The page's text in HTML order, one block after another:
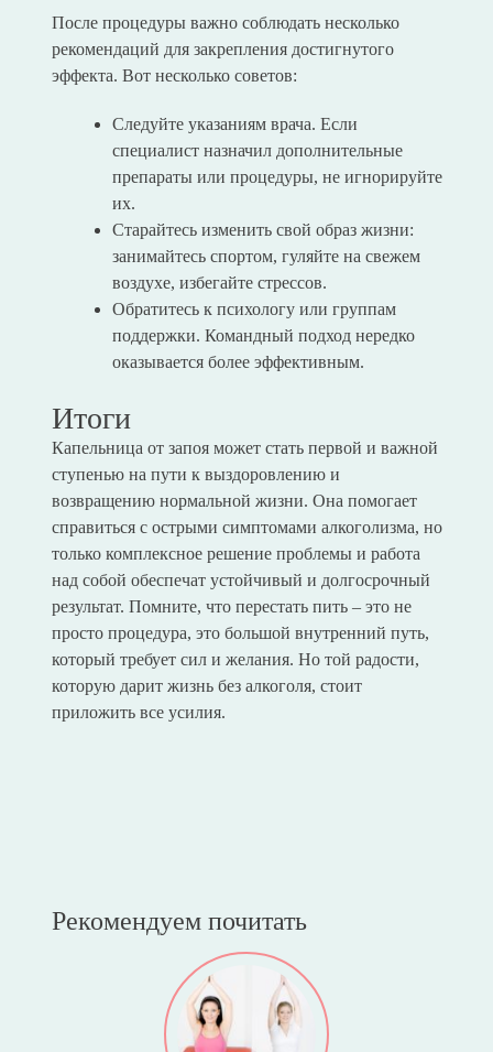
После процедуры важно соблюдать несколько
рекомендаций для закрепления достигнутого
эффекта. Вот несколько советов:
Следуйте указаниям врача. Если
специалист назначил дополнительные
препараты или процедуры, не игнорируйте
их.
Старайтесь изменить свой образ жизни:
занимайтесь спортом, гуляйте на свежем
воздухе, избегайте стрессов.
Обратитесь к психологу или группам
поддержки. Командный подход нередко
оказывается более эффективным.
Итоги
Капельница от запоя может стать первой и важной
ступенью на пути к выздоровлению и
возвращению нормальной жизни. Она помогает
справиться с острыми симптомами алкоголизма, но
только комплексное решение проблемы и работа
над собой обеспечат устойчивый и долгосрочный
результат. Помните, что перестать пить – это не
просто процедура, это большой внутренний путь,
который требует сил и желания. Но той радости,
которую дарит жизнь без алкоголя, стоит
приложить все усилия.
Рекомендуем почитать